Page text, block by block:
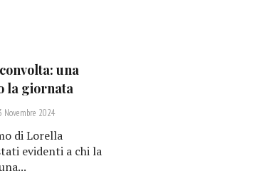
una
la giornata
Novembre 2024
di Lorella
evidenti a chi la